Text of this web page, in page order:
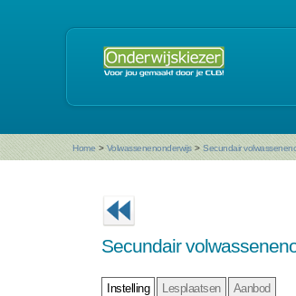
Home > Volwassenenonderwijs > Secundair
Secundair
Instelling Lesplaatsen Aanbod